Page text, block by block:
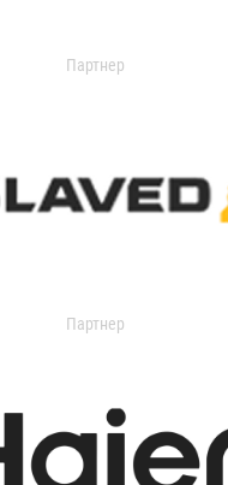
Партнер
Партнер